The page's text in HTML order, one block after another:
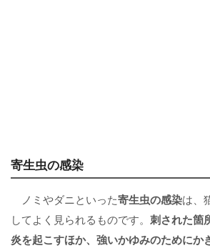
寄生虫の感染
ノミやダニといった寄生虫の感染は、
してよく見られるものです。 刺された箇
炎を起こすほか、強いかゆみのためにか